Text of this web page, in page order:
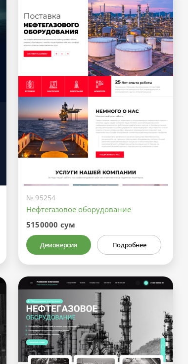
№ 95254
Нефтегазовое оборудование
5150000 сум
Демоверсия Подробнее